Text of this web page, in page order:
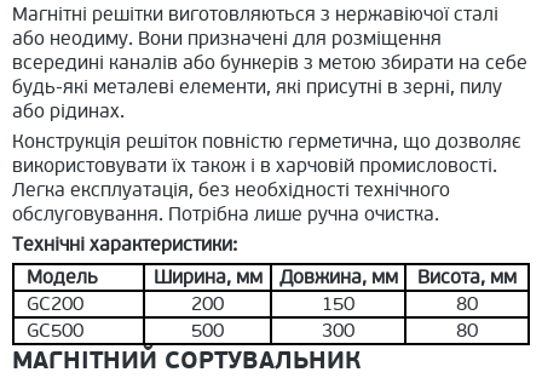
Магнітні решітки виготовляються з нержавіючої сталі
або неодиму. Вони призначені для розміщення
всередині каналів або бункерів з метою збирати на себе
будь-які металеві елементи, які присутні в зерні, пилу
або рідинах.
Конструкція решіток повністю герметична, що дозволяє
використовувати їх також і в харчовій промисловості.
Легка експлуатація, без необхідності технічного
обслуговування. Потрібна лише ручна очистка.
Технічні характеристики:
Модель
Ширина, мм Довжина, мм
Висота, мм
GC200
200 150
80
GC500
500 300 80
МАГНІТНИЙ СОРТУВАЛЬНИК